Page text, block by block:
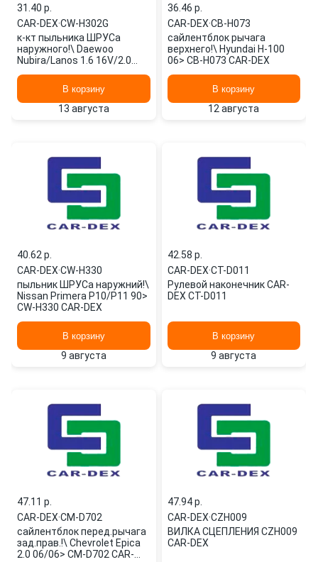
31.40 p.
CAR-DEX·CW-H302G
к-кт пыльника ШРУСа
наружного!\ Daewoo
Nubira/Lanos 1.6 16V/2.0
В корзину
13 августа
36.46 p.
CAR-DEX·CB-H073
сайлентблок рычага
верхнего!\ Hyundai H-100
06> CB-H073 CAR-DEX
В корзину
12 августа
40.62 p.
CAR-DEX·CW-H330
пыльник ШРУСа наружний!\
Nissan Primera P10/P11 90>
CW-H330 CAR-DEX
В корзину
9 августа
42.58 p.
CAR-DEX·CT-D011
Рулевой наконечник CAR-
DEX CT-D011
В корзину
9 августа
47.11 p.
CAR-DEX·CM-D702
сайлентблок перед.рычага
зад.прав.!\ Chevrolet Epica
2.0 06/06> CM-D702 CAR-
47.94 p.
CAR-DEX·CZH009
ВИЛКА СЦЕПЛЕНИЯ CZH009
CAR-DEX